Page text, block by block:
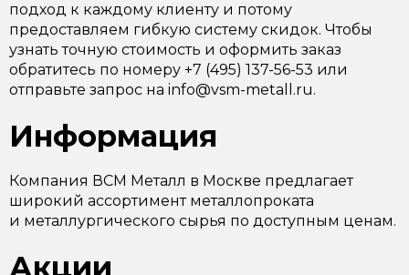
подход к каждому клиенту и потому
предоставляем гибкую систему скидок. Чтобы
узнать точную стоимость и оформить заказ
обратитесь по номеру +7 (495) 137-56-53 или
отправьте запрос на info@vsm-metall.ru.
Информация
Компания ВСМ Металл в Москве предлагает
широкий ассортимент металлопроката
и металлургического сырья по доступным ценам.
Акции